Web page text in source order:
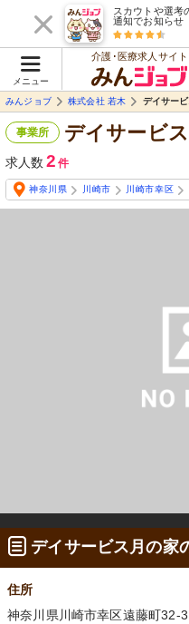
スカウトや選考
通知でお知らせ
メニュー
介護･医療求人サイト
みんジョブ
株式会社 若木 デイサー
事業所 デイサービ
求人数 2 件
神奈川県 川崎市 川崎市幸区
デイサービス月の家
住所
神奈川県川崎市幸区遠藤町32-